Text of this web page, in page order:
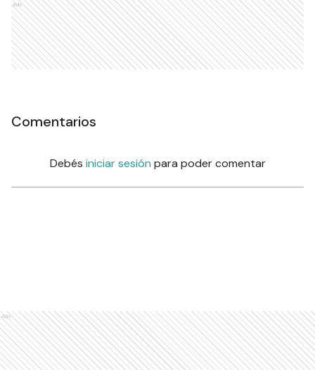
Ads
Comentarios
Debés iniciar sesión para poder comentar
Ads